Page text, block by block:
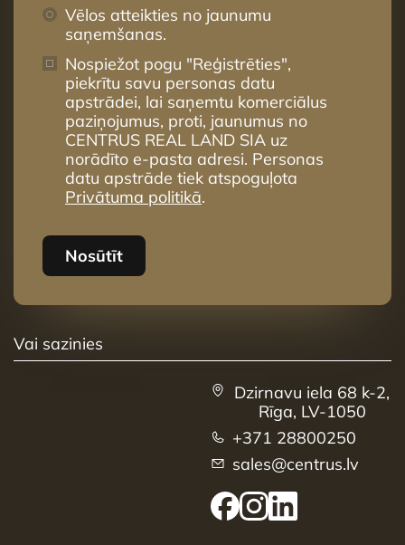
Vēlos atteikties no jaunumu
saņemšanas.
Nospiežot pogu "Reģistrēties",
piekrītu savu personas datu
apstrādei, lai saņemtu komerciālus
paziņojumus, proti, jaunumus no
CENTRUS REAL LAND SIA uz
norādīto e-pasta adresi. Personas
datu apstrāde tiek atspoguļota
Privātuma politikā.
Nosūtīt
Vai sazinies
Dzirnavu iela 68 k-2,
Rīga, LV-1050
+371 28800250
sales@centrus.lv